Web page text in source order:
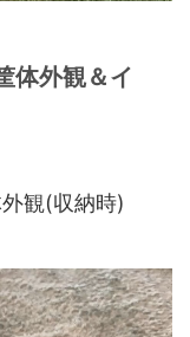
体外観＆イ
観(収納時)